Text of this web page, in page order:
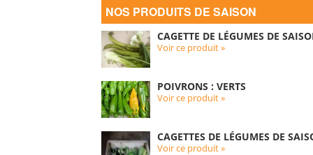
NOS PRODUITS DE SAISON
CAGETTE DE LÉGUMES DE
Voir ce produit »
POIVRONS : VERTS
Voir ce produit »
CAGETTES DE LÉGUMES DE
Voir ce produit »